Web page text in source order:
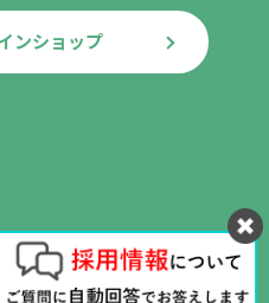
ンショップ
LINE友だち追加